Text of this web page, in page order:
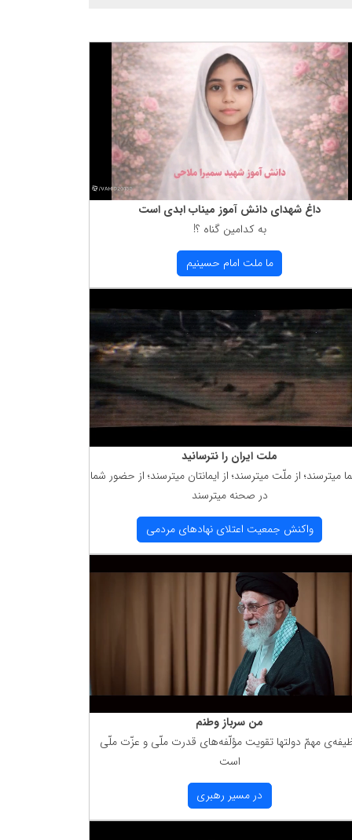
داغ شهدای دانش آموز میناب ابدی است
به كدامین گناه ؟!
ما ملت امام حسینیم
ملت ایران را نترسانید
میترسند؛ از ملّت میترسند؛ از ایمانتان میترسند؛ از حضور شما
در صحنه میترسند
واكنش جمعیت اعتلای نهادهای مردمی
من سرباز وطنم
مهمّ دولتها تقویت مؤلّفه‌های قدرت ملّی و عزّت ملّی
است
در مسیر رهبری